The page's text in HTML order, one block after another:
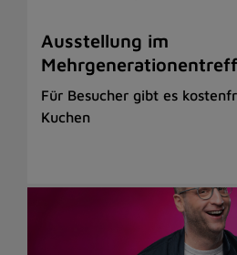
Ausstellung im
Für Besucher gibt es
Kuchen